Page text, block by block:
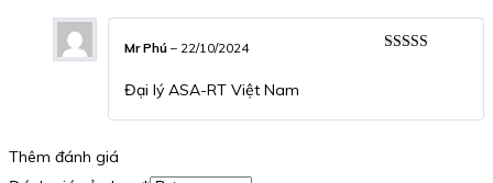
Mr Phú – 22/10/2024
Đại lý ASA-RT Việt Nam
Thêm đánh giá